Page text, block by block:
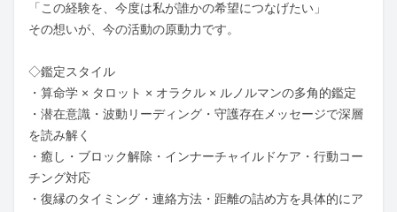
「この経験を、今度は私が誰かの希望につなげたい」
その想いが、今の活動の原動力です。
◇鑑定スタイル
・算命学 × タロット × オラクル × ルノルマンの多角的鑑定
・潜在意識・波動リーディング・守護存在メッセージで深層
を読み解く
・癒し・ブロック解除・インナーチャイルドケア・行動コー
チング対応
・復縁のタイミング・連絡方法・距離の詰め方を具体的にア